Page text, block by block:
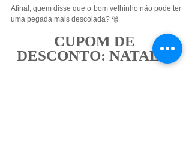
Afinal, quem disse que o bom velhinho não pode ter
uma pegada mais descolada? 🎅
CUPOM DE
DESCONTO: NATAL20